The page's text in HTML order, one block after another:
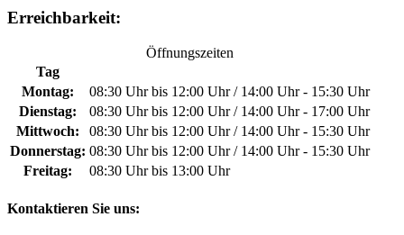
Erreichbarkeit:
Öffnungszeiten
Tag
Montag:
08:30 Uhr bis 12:00 Uhr / 14:00 Uhr - 15:30 Uhr
Dienstag:
08:30 Uhr bis 12:00 Uhr / 14:00 Uhr - 17:00 Uhr
Mittwoch:
08:30 Uhr bis 12:00 Uhr / 14:00 Uhr - 15:30 Uhr
Donnerstag: 08:30 Uhr bis 12:00 Uhr / 14:00 Uhr - 15:30 Uhr
Freitag:
08:30 Uhr bis 13:00 Uhr
Kontaktieren Sie uns: